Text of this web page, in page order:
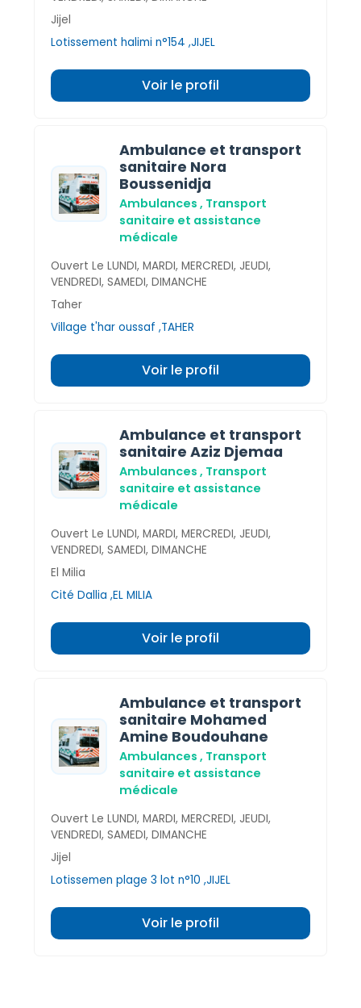
Jijel
Lotissement halimi n°154 ,JIJEL
Voir le profil
Ambulance et transport
sanitaire Nora
Boussenidja
Ambulances , Transport
sanitaire et assistance
médicale
Ouvert Le LUNDI, MARDI, MERCREDI, JEUDI,
VENDREDI, SAMEDI, DIMANCHE
Taher
Village t'har oussaf ,TAHER
Voir le profil
Ambulance et transport
sanitaire Aziz Djemaa
Ambulances , Transport
sanitaire et assistance
médicale
Ouvert Le LUNDI, MARDI, MERCREDI, JEUDI,
VENDREDI, SAMEDI, DIMANCHE
El Milia
Cité Dallia ,EL MILIA
Voir le profil
Ambulance et transport
sanitaire Mohamed
Amine Boudouhane
Ambulances , Transport
sanitaire et assistance
médicale
Ouvert Le LUNDI, MARDI, MERCREDI, JEUDI,
VENDREDI, SAMEDI, DIMANCHE
Jijel
Lotissemen plage 3 lot n°10 ,JIJEL
Voir le profil